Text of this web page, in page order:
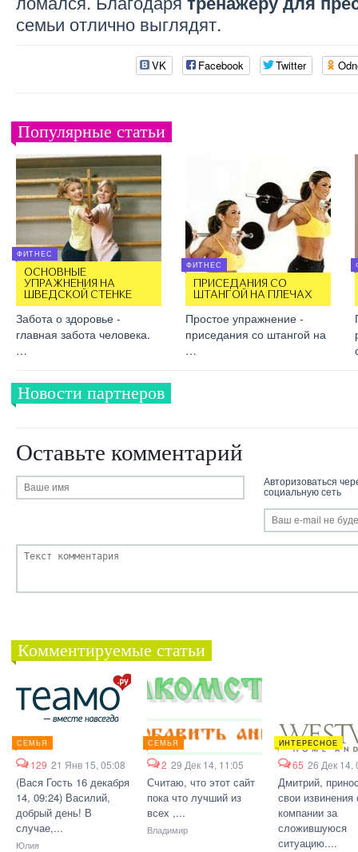
семьи отлично выглядят.
VK Facebook Twitter
Популярные статьи
ФИТНЕС
ОСНОВНЫЕ
УПРАЖНЕНИЯ НА
ШВЕДСКОЙ СТЕНКЕ
Забота о здоровье -
главная забота человека.
…
ФИТНЕС
ПРИСЕДАНИЯ СО
ШТАНГОЙ НА ПЛЕЧАХ
Простое упражнение -
приседания со штангой на
…
Новости партнеров
Оставьте комментарий
Авторизоваться
социальную сеть
Комментируемые статьи
СЕМЬЯ
129 21 Янв 15, 05:08
(Вася Гость 16 декабря
14, 09:24) Василий,
добрый день! В
случае,...
Юлия
СЕМЬЯ
2 29 Дек 14, 11:05
Считаю, что этот сайт
пока что лучший из
всех ,...
Владимир
ИНТЕРЕСНОЕ
65 26 Дек 14,
Дмитрий,
свои извинения
компании за
сложившуюся
ситуацию....